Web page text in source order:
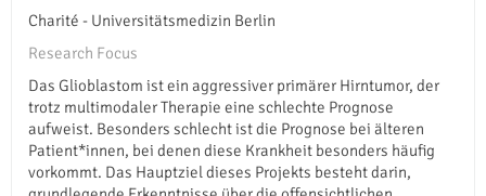
Charité - Universitätsmedizin Berlin
Research Focus
Das Glioblastom ist ein aggressiver primärer Hirntumor, der
trotz multimodaler Therapie eine schlechte Prognose
aufweist. Besonders schlecht ist die Prognose bei älteren
Patient*innen, bei denen diese Krankheit besonders häufig
vorkommt. Das Hauptziel dieses Projekts besteht darin,